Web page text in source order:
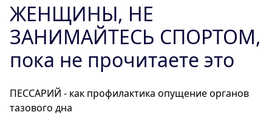
ЖЕНЩИНЫ, НЕ
ЗАНИМАЙТЕСЬ СПОРТОМ,
пока не прочитаете это
ПЕССАРИЙ - как профилактика опущение органов
тазового дна